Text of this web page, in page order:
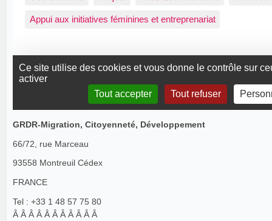
GRDR-Migration, Citoyenneté, Développement
66/72, rue Marceau
93558 Montreuil Cédex
FRANCE
Tel : +33 1 48 57 75 80
Â Â Â Â Â Â Â Â Â Â Â